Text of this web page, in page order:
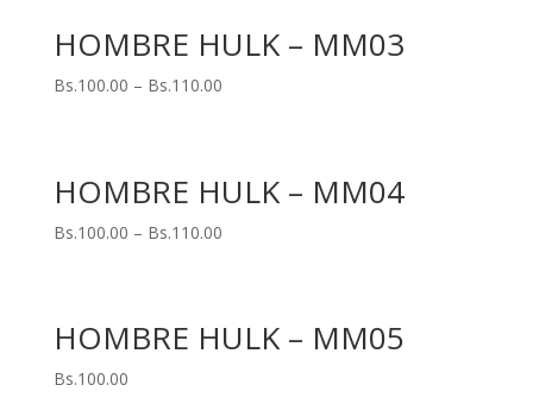
HOMBRE HULK – MM03
Bs.100.00 – Bs.110.00
HOMBRE HULK – MM04
Bs.100.00 – Bs.110.00
HOMBRE HULK – MM05
Bs.100.00